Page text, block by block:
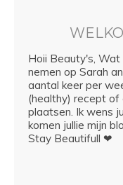
Hoii Beauty's, Wat
nemen op Sarah
aantal keer per
(healthy) recept
plaatsen. Ik wens
komen jullie mijn
Stay Beautifull ❤